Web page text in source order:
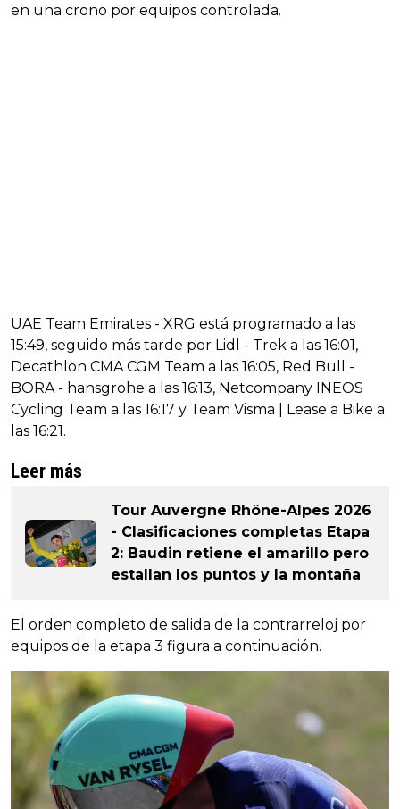
en una crono por equipos controlada.
UAE Team Emirates - XRG está programado a las
15:49, seguido más tarde por Lidl - Trek a las 16:01,
Decathlon CMA CGM Team a las 16:05, Red Bull -
BORA - hansgrohe a las 16:13, Netcompany INEOS
Cycling Team a las 16:17 y Team Visma | Lease a Bike a
las 16:21.
Leer más
Tour Auvergne Rhône-Alpes 2026
- Clasificaciones completas Etapa
2: Baudin retiene el amarillo pero
estallan los puntos y la montaña
El orden completo de salida de la contrarreloj por
equipos de la etapa 3 figura a continuación.